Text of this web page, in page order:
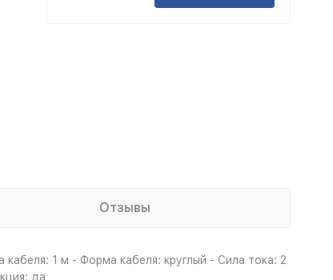
Отзывы
1 м - Форма кабеля: круглый - Сила тока: 2
да